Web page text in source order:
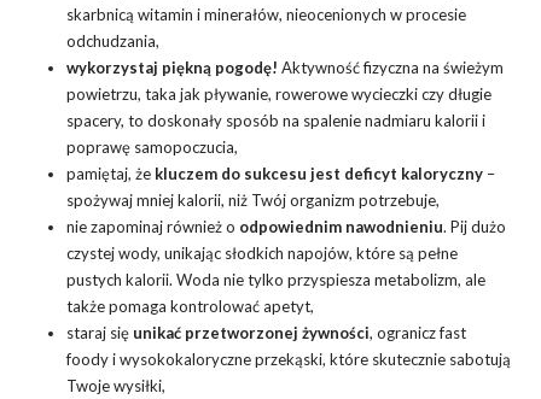
skarbnicą witamin i minerałów, nieocenionych w procesie
odchudzania,
wykorzystaj piękną pogodę! Aktywność fizyczna na świeżym
powietrzu, taka jak pływanie, rowerowe wycieczki czy długie
spacery, to doskonały sposób na spalenie nadmiaru kalorii i
poprawę samopoczucia,
pamiętaj, że kluczem do sukcesu jest deficyt kaloryczny –
spożywaj mniej kalorii, niż Twój organizm potrzebuje,
nie zapominaj również o odpowiednim nawodnieniu. Pij dużo
czystej wody, unikając słodkich napojów, które są pełne
pustych kalorii. Woda nie tylko przyspiesza metabolizm, ale
także pomaga kontrolować apetyt,
staraj się unikać przetworzonej żywności, ogranicz fast
foody i wysokokaloryczne przekąski, które skutecznie sabotują
Twoje wysiłki,